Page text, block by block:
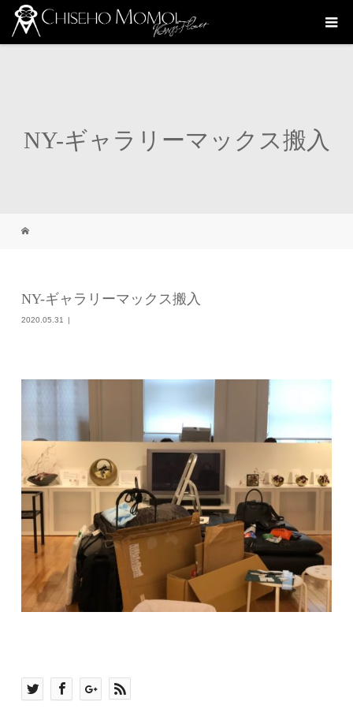
NY-ギャラリーマックス搬入
NY-ギャラリーマックス搬入
2020.05.31